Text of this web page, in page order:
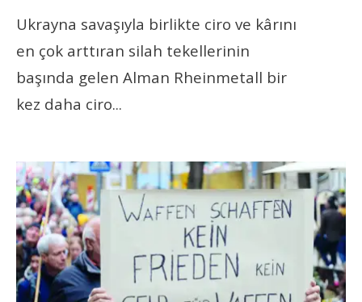
Ukrayna savaşıyla birlikte ciro ve kârını
en çok arttıran silah tekellerinin
başında gelen Alman Rheinmetall bir
kez daha ciro...